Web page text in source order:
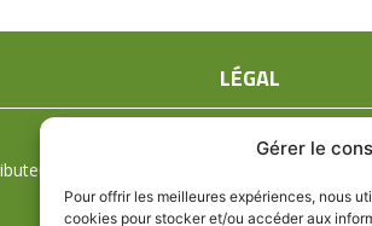
Gérer le
Pour offrir les meilleures expériences, nous
cookies pour stocker et/ou accéder aux
LÉGAL
Mentions légales
Politique de